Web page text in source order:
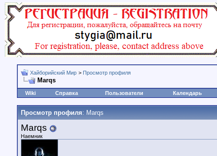
Хайборийский Мир > Просмотр профиля
Marqs
Wiki Справка Пользователи Календарь
Просмотр профиля: Marqs
Marqs
Наемник